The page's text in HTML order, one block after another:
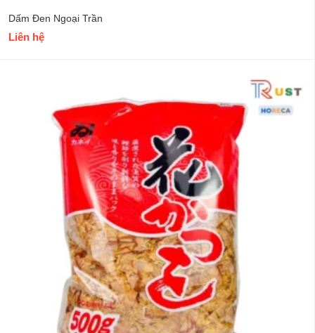
Dấm Đen Ngoại Trần
Liên hệ